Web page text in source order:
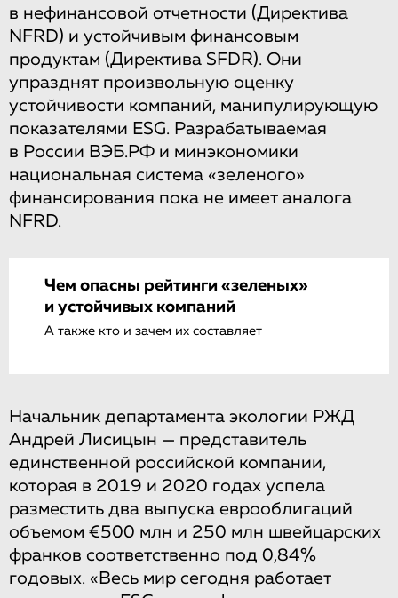
в нефинансовой отчетности (Директива
NFRD) и устойчивым финансовым
продуктам (Директива SFDR). Они
упразднят произвольную оценку
устойчивости компаний, манипулирующую
показателями ESG. Разрабатываемая
в России ВЭБ.РФ и минэкономики
национальная система «зеленого»
финансирования пока не имеет аналога
NFRD.
Чем опасны рейтинги «зеленых»
и устойчивых компаний
А также кто и зачем их составляет
Начальник департамента экологии РЖД
Андрей Лисицын — представитель
единственной российской компании,
которая в 2019 и 2020 годах успела
разместить два выпуска еврооблигаций
объемом €500 млн и 250 млн швейцарских
франков соответственно под 0,84%
годовых. «Весь мир сегодня работает